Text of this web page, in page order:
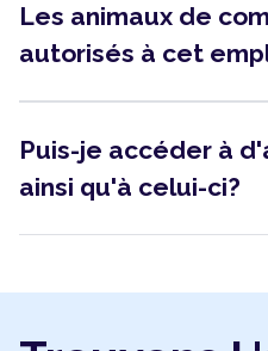
Les animaux de
autorisés à cet
Puis-je accéder à
ainsi qu'à celui-ci?